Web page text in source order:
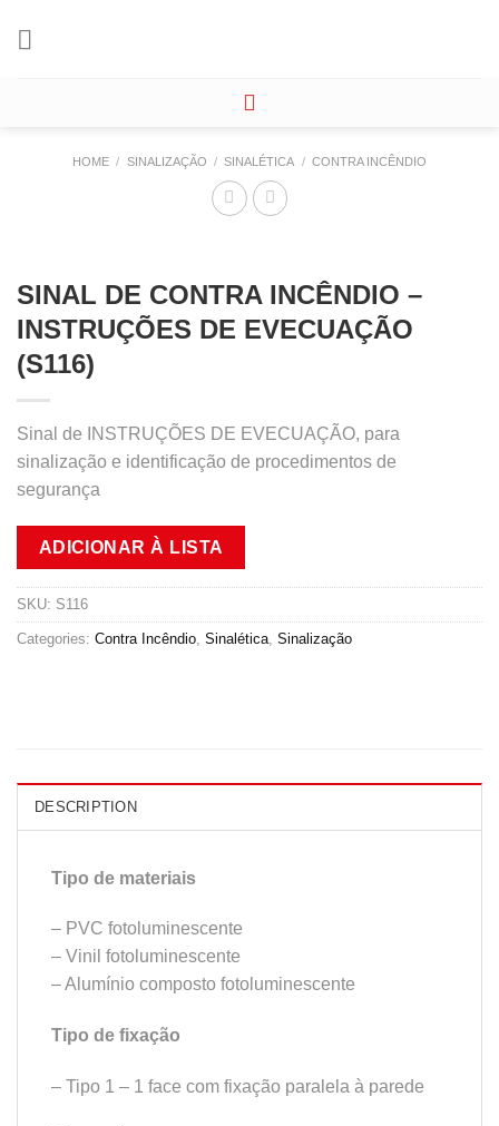
HOME / SINALIZAÇÃO / SINALÉTICA / CONTRA INCÊNDIO
SINAL DE CONTRA INCÊNDIO –
INSTRUÇÕES DE EVECUAÇÃO
(S116)
Sinal de INSTRUÇÕES DE EVECUAÇÃO, para
sinalização e identificação de procedimentos de
segurança
ADICIONAR À LISTA
SKU: S116
Categories: Contra Incêndio Sinalética Sinalização
DESCRIPTION
Tipo de materiais
– PVC fotoluminescente
– Vinil fotoluminescente
– Alumínio composto fotoluminescente
Tipo de fixação
– Tipo 1 – 1 face com fixação paralela à parede